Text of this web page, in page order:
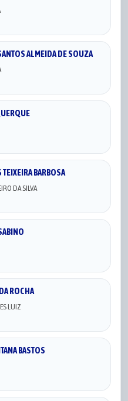
ALMEIDA DE SOUZA
BARBOSA
DA SILVA
ROCHA
LUIZ
BASTOS